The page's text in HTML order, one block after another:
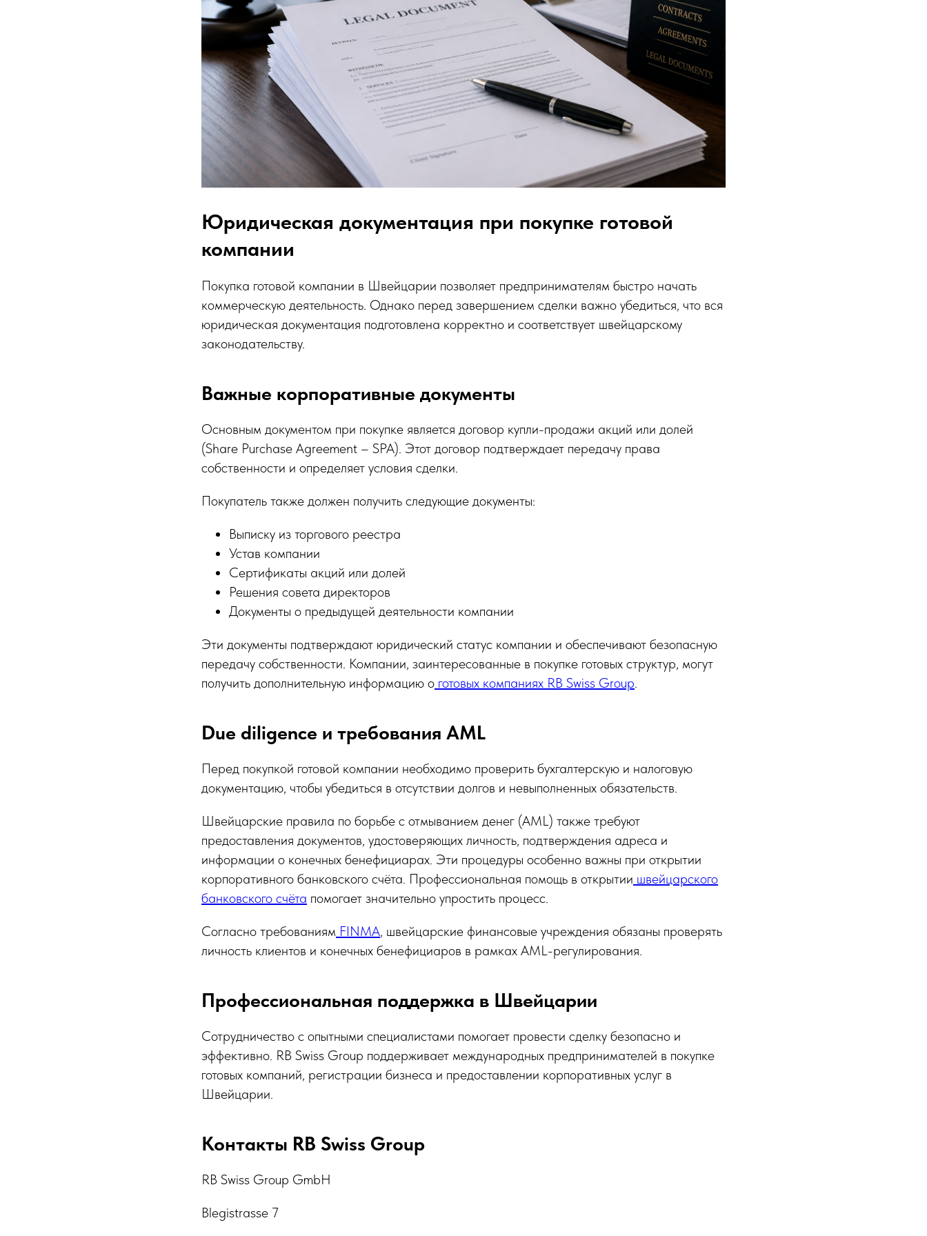
Юридическая документация при покупке готовой
компании
Покупка готовой компании в Швейцарии позволяет предпринимателям быстро начать
коммерческую деятельность. Однако перед завершением сделки важно убедиться, что вся
юридическая документация подготовлена корректно и соответствует швейцарскому
законодательству.
Важные корпоративные документы
Основным документом при покупке является договор купли-продажи акций или долей
(Share Purchase Agreement – SPA). Этот договор подтверждает передачу права
собственности и определяет условия сделки.
Покупатель также должен получить следующие документы:
Выписку из торгового реестра
Устав компании
Сертификаты акций или долей
Решения совета директоров
Документы о предыдущей деятельности компании
Эти документы подтверждают юридический статус компании и обеспечивают безопасную
передачу собственности. Компании, заинтересованные в покупке готовых структур, могут
получить дополнительную информацию о готовых компаниях RB Swiss Group.
Due diligence и требования AML
Перед покупкой готовой компании необходимо проверить бухгалтерскую и налоговую
документацию, чтобы убедиться в отсутствии долгов и невыполненных обязательств.
Швейцарские правила по борьбе с отмыванием денег (AML) также требуют
предоставления документов, удостоверяющих личность, подтверждения адреса и
информации о конечных бенефициарах. Эти процедуры особенно важны при открытии
корпоративного банковского счёта. Профессиональная помощь в открытии швейцарского
банковского счёта помогает значительно упростить процесс.
Согласно требованиям FINMA, швейцарские финансовые учреждения обязаны проверять
личность клиентов и конечных бенефициаров в рамках AML-регулирования.
Профессиональная поддержка в Швейцарии
Сотрудничество с опытными специалистами помогает провести сделку безопасно и
эффективно. RB Swiss Group поддерживает международных предпринимателей в покупке
готовых компаний, регистрации бизнеса и предоставлении корпоративных услуг в
Швейцарии.
Контакты RB Swiss Group
RB Swiss Group GmbH
Blegistrasse 7